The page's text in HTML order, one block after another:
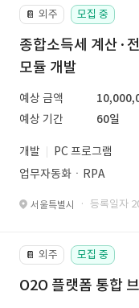
📔 외주 모집 중
종합소득세 계산·
모듈 개발
예상 금액
예상 기간
60일
개발
PC 프로그램
업무자동화ㆍRPA
서울특별시 · 등록일자
📔 외주 모집 중
O2O 플랫폼 통합